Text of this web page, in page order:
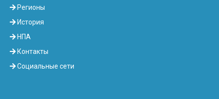
Регионы
История
НПА
Контакты
Социальные сети